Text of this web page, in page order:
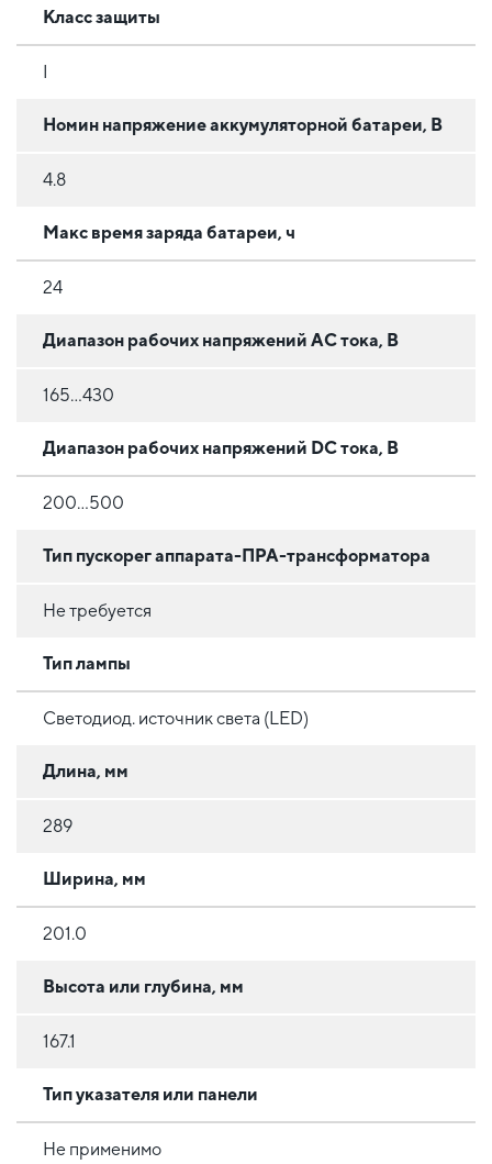
Класс защиты
Номин напряжение аккумуляторной батареи, В
4.8
Макс время заряда батареи, ч
24
Диапазон рабочих напряжений AC тока, В
165…430
Диапазон рабочих напряжений DC тока, В
200…500
Тип пускорег аппарата-ПРА-трансформатора
Не требуется
Тип лампы
Светодиод. источник света (LED)
Длина, мм
289
Ширина, мм
201.0
Высота или глубина, мм
167.1
Тип указателя или панели
Не применимо